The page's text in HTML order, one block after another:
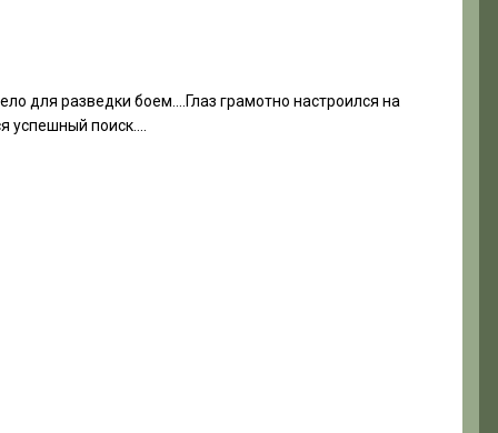
для разведки боем….Глаз грамотно настроился на
успешный поиск….